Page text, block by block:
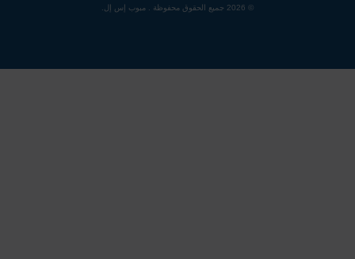
© 2026 جميع الحقوق محفوظة . مبوب إس إل.